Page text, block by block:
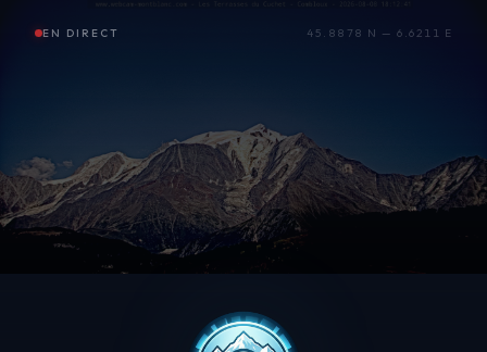
EN DIRECT 45.8878 N — 6.6211 E